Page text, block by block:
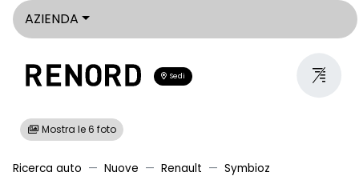
AZIENDA
Sedi
Mostra le 6 foto
Ricerca auto Nuove Renault Symbioz